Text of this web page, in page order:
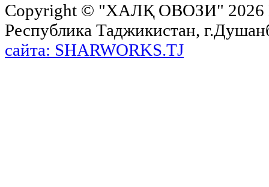
Copyright © "ХАЛҚ ОВОЗИ"
Республика Таджикистан,
сайта: SHARWORKS.TJ